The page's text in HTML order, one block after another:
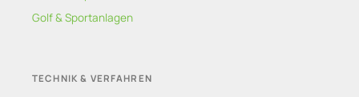
Golf & Sportanlagen
TECHNIK & VERFAHREN